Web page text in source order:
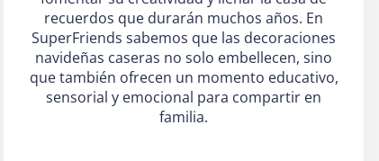
recuerdos que durarán muchos años. En
SuperFriends sabemos que las decoraciones
navideñas caseras no solo embellecen, sino
que también ofrecen un momento educativo,
sensorial y emocional para compartir en
familia.